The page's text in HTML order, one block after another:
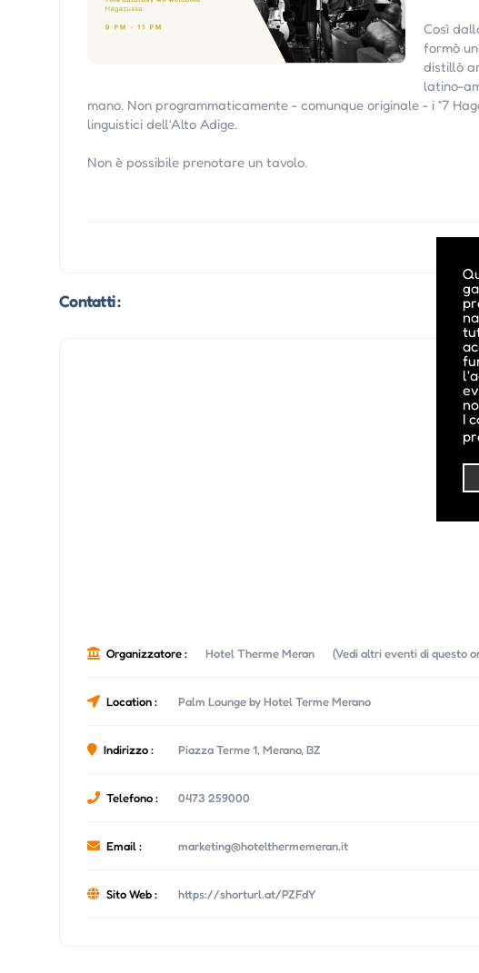
I
Così
formò
distillò
latino-
mano. Non programmaticamente - comunque originale - i “7
linguistici dell’Alto Adige.
Non è possibile prenotare un tavolo.
Contatti :
Organizzatore : Hotel Therme Meran (Vedi altri eventi di questo
Location : Palm Lounge by Hotel Terme Merano
Indirizzo : Piazza Terme 1, Merano, BZ
Telefono : 0473 259000
Email : marketing@hotelthermemeran.it
Sito Web : https://shorturl.at/PZFdY